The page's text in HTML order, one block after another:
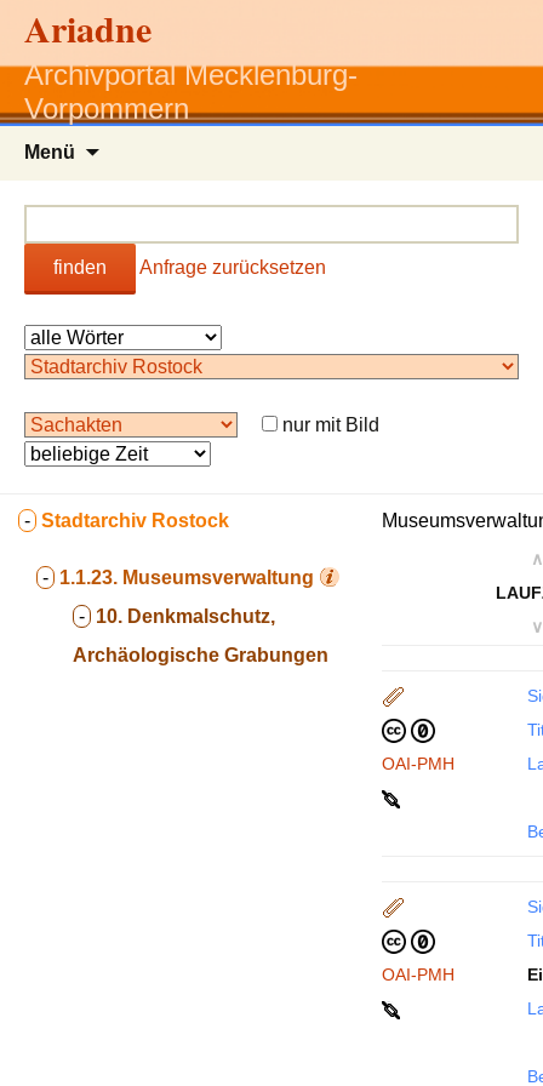
Ariadne
Archivportal Mecklenburg-
Vorpommern
Menü
finden Anfrage zurücksetzen
nur mit Bild
- Stadtarchiv Rostock
- 1.1.23. Museumsverwaltung
- 10. Denkmalschutz,
Archäologische Grabungen
∧
∨
OAI-PMH
OAI-PMH